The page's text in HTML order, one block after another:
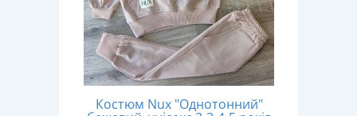
Костюм Nux "Однотонний"